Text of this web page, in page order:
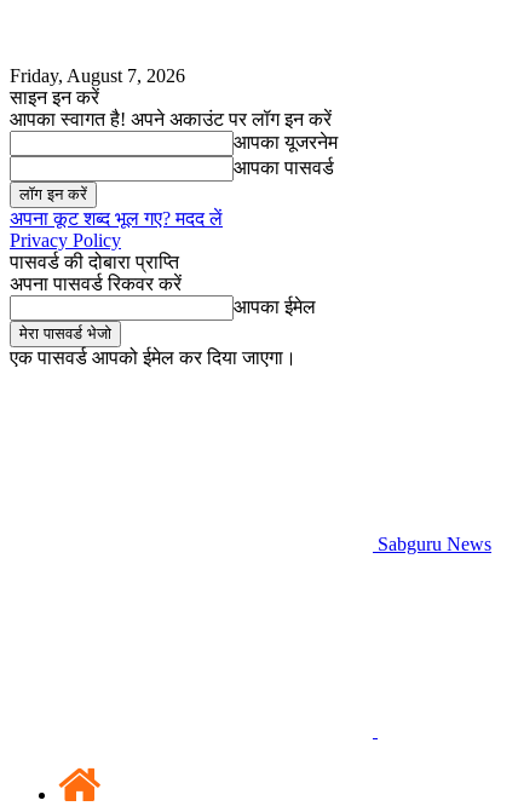
Friday, August 7, 2026
साइन इन करें
आपका स्वागत है! अपने अकाउंट पर लॉग इन करें
आपका यूजरनेम
आपका पासवर्ड
अपना कूट शब्द भूल गए? मदद लें
Privacy Policy
पासवर्ड की दोबारा प्राप्ति
अपना पासवर्ड रिकवर करें
आपका ईमेल
एक पासवर्ड आपको ईमेल कर दिया जाएगा।
Sabguru News